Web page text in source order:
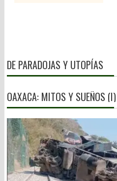
DE PARADOJAS Y UTOPÍAS
OAXACA: MITOS Y SUEÑOS (I)